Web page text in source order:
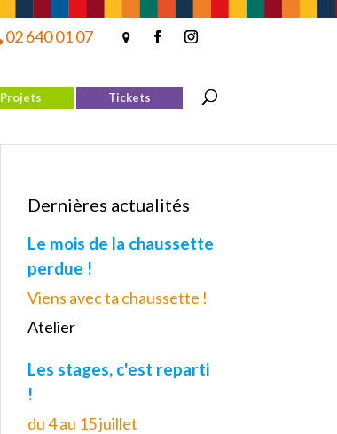
02 640 01 07
Projets Tickets
Dernières actualités
Le mois de la chaussette
perdue !
Viens avec ta chaussette !
Atelier
Les stages, c'est reparti
!
du 4 au 15 juillet